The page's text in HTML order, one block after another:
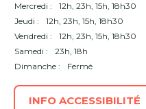
Mercredi :
12h, 23h, 15h, 18h30
Jeudi :
12h, 23h, 15h, 18h30
Vendredi :
12h, 23h, 15h, 18h30
Samedi :
23h, 18h
Dimanche :
Fermé
INFO ACCESSIBILITÉ